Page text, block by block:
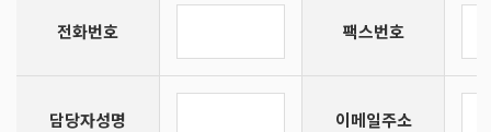
전화번호 팩스번호
담당자성명 이메일주소